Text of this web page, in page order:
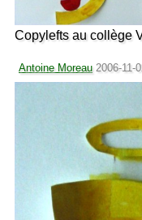
Copylefts au collège
Antoine Moreau 2006-11-